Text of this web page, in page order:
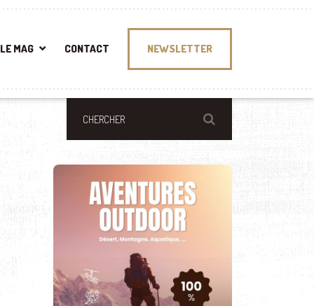
LE MAG CONTACT NEWSLETTER